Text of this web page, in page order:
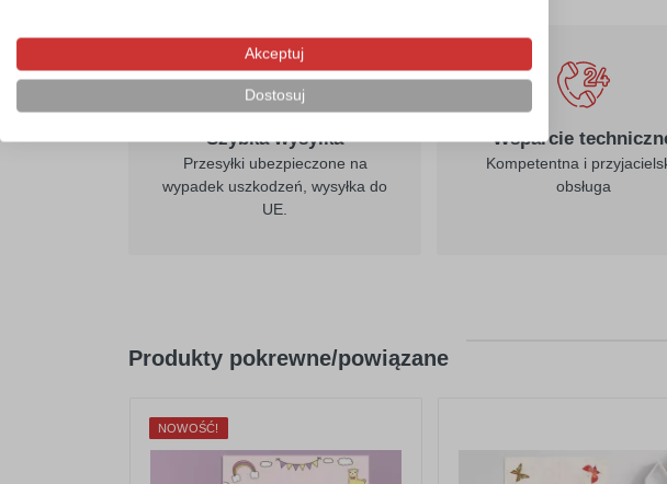
Szybka wysyłka
Przesyłki ubezpieczone na
wypadek uszkodzeń, wysyłka do
UE.
Wsparcie
Kompetentna i
obsługa
Produkty pokrewne/powiązane
NOWOŚĆ!
Akceptuj
Dostosuj